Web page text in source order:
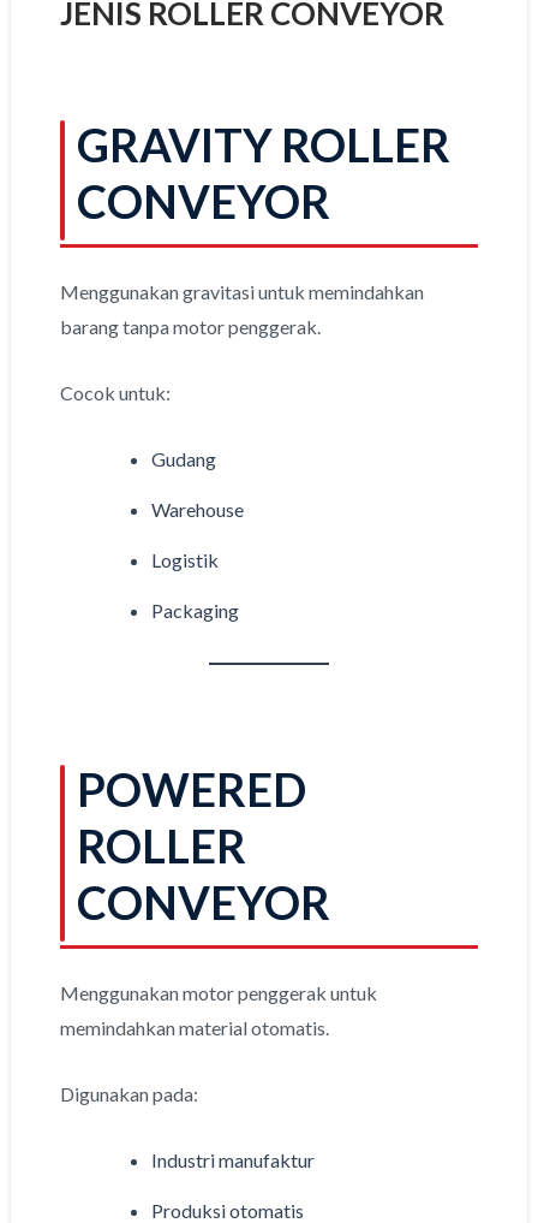
JENIS ROLLER CONVEYOR
GRAVITY ROLLER
CONVEYOR
Menggunakan gravitasi untuk memindahkan
barang tanpa motor penggerak.
Cocok untuk:
Gudang
Warehouse
Logistik
Packaging
POWERED
ROLLER
CONVEYOR
Menggunakan motor penggerak untuk
memindahkan material otomatis.
Digunakan pada:
Industri manufaktur
Produksi otomatis